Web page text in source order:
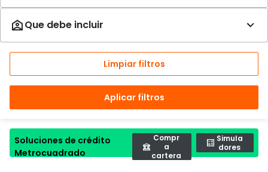
Limpiar filtros
Aplicar filtros
Soluciones de crédito
Metrocuadrado
Compr
a
cartera
Simula
dores